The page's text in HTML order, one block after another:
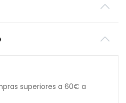
superiores a 60€ a